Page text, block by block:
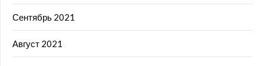
Сентябрь 2021
Август 2021